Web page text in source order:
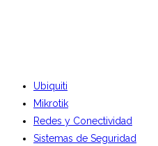
Ubiquiti
Mikrotik
Redes y Conectividad
Sistemas de Seguridad